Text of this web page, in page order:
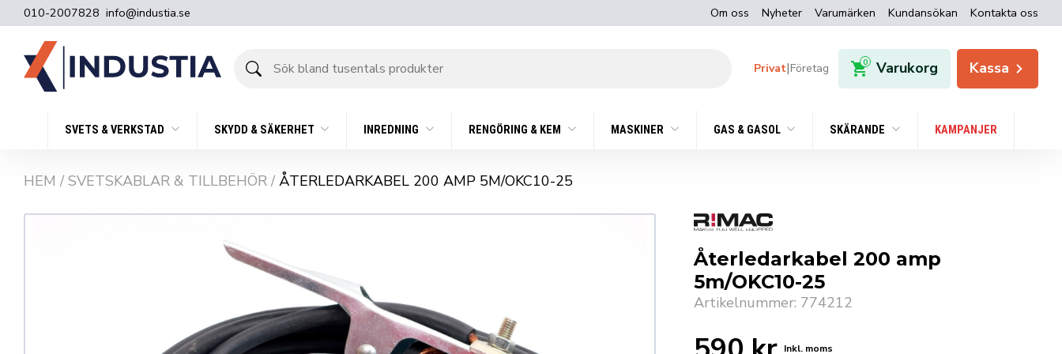
010-2007828 info@industia.se Om oss Nyheter Varumärken Kundansökan Kontakta oss
bland
Privat|Företag 0 Varukorg Kassa
SVETS & VERKSTAD SKYDD & SÄKERHET INREDNING RENGÖRING & KEM MASKINER GAS & GASOL SKÄRANDE KAMPANJER
HEM / SVETSKABLAR & TILLBEHÖR / ÅTERLEDARKABEL 200 AMP 5M/OKC10-25
Återledarkabel 200 amp
5m/OKC10-25
Artikelnummer: 774212
Inkl. moms